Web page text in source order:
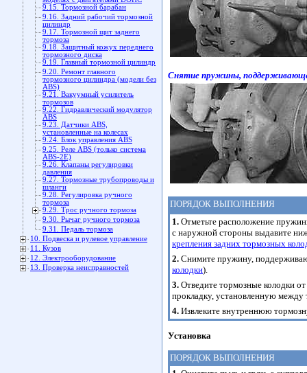
9.15. Тормозной барабан
9.16. Задний рабочий тормозной
цилиндр
9.17. Тормозной щит заднего
тормоза
9.18. Защитный кожух переднего
тормозного диска
9.19. Главный тормозной цилиндр
9.20. Ремонт главного
тормозного цилиндра (модели без
ABS)
9.21. Вакуумный усилитель
тормозов
9.22. Гидравлический модулятор
ABS
9.23. Датчики ABS,
установленные на колесах
9.24. Блок управления ABS
9.25. Реле ABS (только система
ABS-2Е)
9.26. Клапаны регулировки
давления
9.27. Тормозные трубопроводы и
шланги
9.28. Регулировка ручного
тормоза
9.29. Трос ручного тормоза
9.30. Рычаг ручного тормоза
9.31. Педаль тормоза
10. Подвеска и рулевое управление
11. Кузов
12. Электрооборудование
13. Проверка неисправностей
Снятие пружины,
ПОРЯДОК ВЫПОЛНЕНИЯ
1. Отметьте расположение
с наружной стороны выдавите
крепления задних тормозных
2. Снимите пружину,
колодки).
3. Отведите тормозные колодки
прокладку, установленную между
4. Извлеките внутреннюю
Установка
ПОРЯДОК ВЫПОЛНЕНИЯ